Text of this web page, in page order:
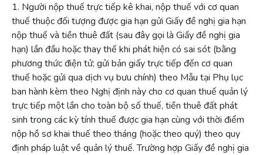
1. Người nộp thuế trực tiếp kê khai, nộp thuế với cơ quan
thuế thuộc đối tượng được gia hạn gửi Giấy đề nghị gia hạn
nộp thuế và tiền thuê đất (sau đây gọi là Giấy đề nghị gia
hạn) lần đầu hoặc thay thế khi phát hiện có sai sót (bằng
phương thức điện tử; gửi bản giấy trực tiếp đến cơ quan
thuế hoặc gửi qua dịch vụ bưu chính) theo Mẫu tại Phụ lục
ban hành kèm theo Nghị định này cho cơ quan thuế quản lý
trực tiếp một lần cho toàn bộ số thuế, tiền thuê đất phát
sinh trong các kỳ tính thuế được gia hạn cùng với thời điểm
nộp hồ sơ khai thuế theo tháng (hoặc theo quý) theo quy
định pháp luật về quản lý thuế. Trường hợp Giấy đề nghị gia